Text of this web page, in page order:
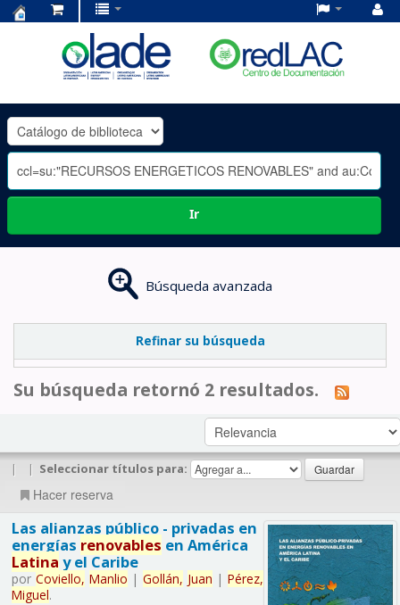
OLADE
-
Ir
Búsqueda avanzada
Refinar su búsqueda
Su búsqueda retornó 2 resultados.
| | Seleccionar títulos para:
Hacer reserva
Las alianzas público - privadas en
energías renovables en América
Latina y el Caribe
por Coviello, Manlio | Gollán, Juan | Pérez,
Miguel.